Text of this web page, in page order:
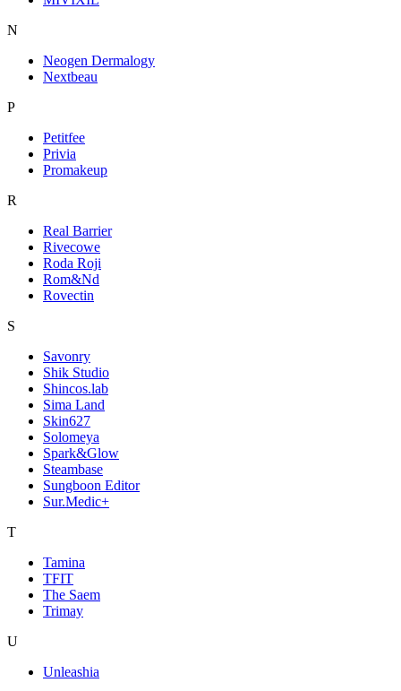
N
Neogen Dermalogy
Nextbeau
P
Petitfee
Privia
Promakeup
R
Real Barrier
Rivecowe
Roda Roji
Rom&Nd
Rovectin
S
Savonry
Shik Studio
Shincos.lab
Sima Land
Skin627
Solomeya
Spark&Glow
Steambase
Sungboon Editor
Sur.Medic+
T
Tamina
TFIT
The Saem
Trimay
U
Unleashia